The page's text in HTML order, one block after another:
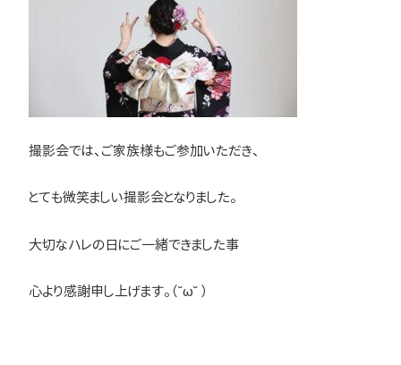
撮影会では、ご家族様もご参加いただき、
とても微笑ましい撮影会となりました。
大切なハレの日にご一緒できました事
心より感謝申し上げます。（˘ω˘ ）